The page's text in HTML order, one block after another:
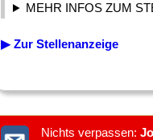
MEHR INFOS ZUM
▶ Zur Stellenanzeige
Nichts verpassen: